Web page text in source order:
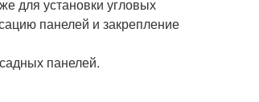
для установки угловых
панелей и закрепление
панелей.